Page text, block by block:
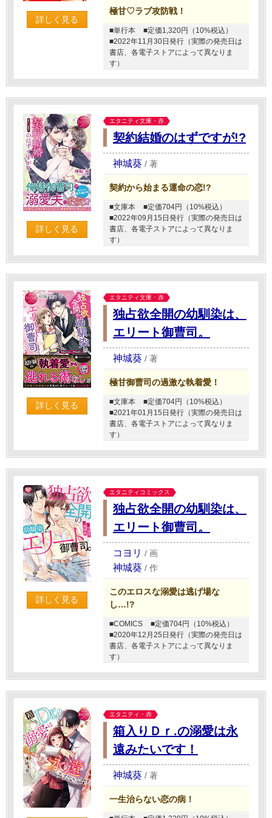
詳しく見る
極甘♡ラブ攻防戦！
■単行本
■定価1,320円（10%税込）
■2022年11月30日発行（実際の発売日は
書店、各電子ストアによって異なりま
す）
詳しく見る
エタニティ文庫・赤
契約結婚のはずですが!?
神城葵 / 著
契約から始まる運命の恋!?
■文庫本
■定価704円（10%税込）
■2022年09月15日発行（実際の発売日は
書店、各電子ストアによって異なりま
す）
詳しく見る
エタニティ文庫・赤
独占欲全開の幼馴染は、
エリート御曹司。
神城葵 / 著
極甘御曹司の過激な執着愛！
■文庫本
■定価704円（10%税込）
■2021年01月15日発行（実際の発売日は
書店、各電子ストアによって異なりま
す）
詳しく見る
エタニティコミックス
独占欲全開の幼馴染は、
エリート御曹司。
コヨリ / 画
神城葵 / 作
このエロスな溺愛は逃げ場な
し…!?
■COMICS
■定価704円（10%税込）
■2020年12月25日発行（実際の発売日は
書店、各電子ストアによって異なりま
す）
エタニティ・赤
箱入りＤｒ.の溺愛は永
遠みたいです！
神城葵 / 著
一生治らない恋の病！